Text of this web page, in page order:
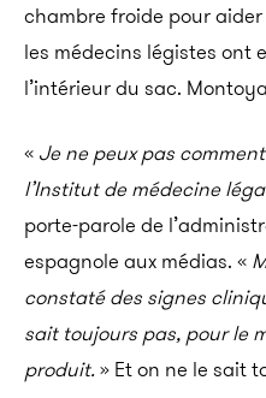
chambre froide pour
les médecins légistes ont
l’intérieur du sac.
« Je ne peux pas
l’Institut de médecine
porte-parole de
espagnole aux médias. «
constaté des signes
sait toujours pas, pour le
produit.» Et on ne le sait